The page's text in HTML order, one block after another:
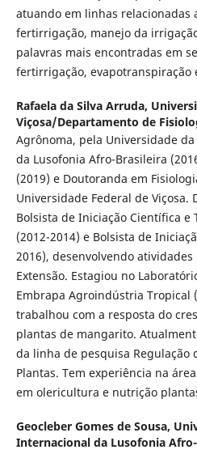
atuando em linhas relacionadas
fertirrigação, manejo da
palavras mais encontradas em
fertirrigação, evapotranspiração
Rafaela da Silva Arruda,
Viçosa/Departamento de
Agrônoma, pela Universidade
da Lusofonia Afro-Brasileira
(2019) e Doutoranda em
Universidade Federal de Viçosa.
Bolsista de Iniciação Científica e
(2012-2014) e Bolsista de
2016), desenvolvendo
Extensão. Estagiou no
Embrapa Agroindústria Tropical
trabalhou com a resposta do
plantas de mangarito.
da linha de pesquisa Regulação
Plantas. Tem experiência na
em olericultura e nutrição
Geocleber Gomes de Sousa,
Internacional da Lusofonia